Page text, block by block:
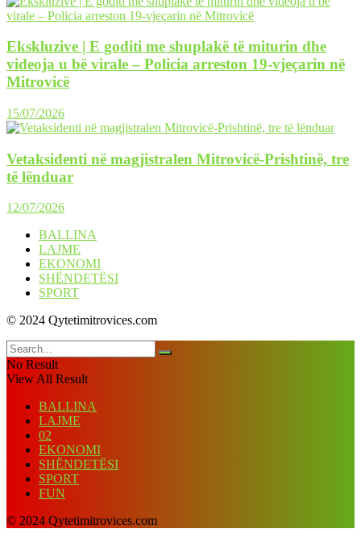
Ekskluzive | E goditi me shuplakë të miturin dhe
videoja u bë virale – Policia arreston 19-vjeçarin në
Mitrovicë
15/07/2026
Vetaksidenti në magjistralen Mitrovicë-Prishtinë, tre
të lënduar
12/07/2026
BALLINA
LAJME
EKONOMI
SHËNDETËSI
SPORT
© 2024 Qytetimitrovices.com
No Result
View All Result
BALLINA
LAJME
02
EKONOMI
SHËNDETËSI
SPORT
FUN
© 2024 Qytetimitrovices.com